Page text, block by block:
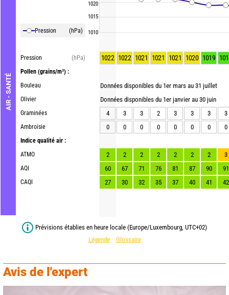
AIR - SANTÉ
Pression (hPa)
Pression
(hPa)
Pollen (grains/m³) :
Bouleau
Olivier
Graminées
Ambroisie
Indice qualité air :
ATMO
AQI
CAQI
1020
1015
1010
1022 1022 1021 1021 1021 1020 1019
Données disponibles du 1er mars au 31 juillet
Données disponibles du 1er janvier au 30 juin
4
3 3 2 3 3 3
3
0
0 0 0 0 0 0 0
2 2 2 2 2 2 2
3
60
67 71 76 81 87 90
91
27
30 32 35 37 40 41 42
Prévisions établies en heure locale (Europe/Luxembourg, UTC+02)
Légende
Glossaire
Avis de l'expert